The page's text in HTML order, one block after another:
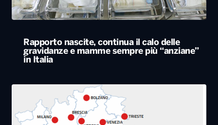
Rapporto nascite, continua il calo delle
gravidanze e mamme sempre più “anziane”
in Italia